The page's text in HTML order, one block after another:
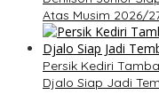
Atas Musim 2026/
Persik Kediri
Djalo Siap Jadi